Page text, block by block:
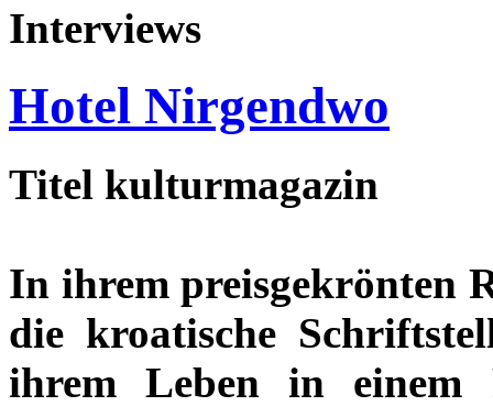
Interviews
Hotel Nirgendwo
Titel kulturmagazin
In ihrem preisgekrönten
die kroatische
ihrem Leben in einem